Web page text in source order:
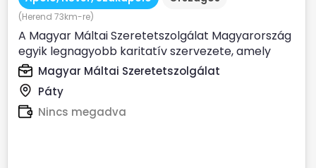
(Herend 73km-re)
A Magyar Máltai Szeretetszolgálat Magyarország
egyik legnagyobb karitatív szervezete, amely
évente több százezer...
Magyar Máltai Szeretetszolgálat
Páty
Nincs megadva